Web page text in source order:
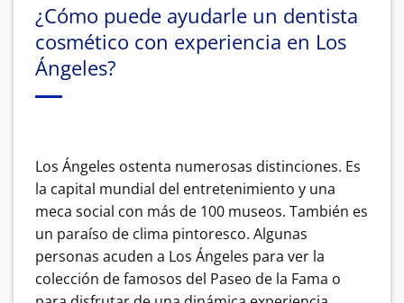
¿Cómo puede ayudarle un dentista
cosmético con experiencia en Los
Ángeles?
Los Ángeles ostenta numerosas distinciones. Es
la capital mundial del entretenimiento y una
meca social con más de 100 museos. También es
un paraíso de clima pintoresco. Algunas
personas acuden a Los Ángeles para ver la
colección de famosos del Paseo de la Fama o